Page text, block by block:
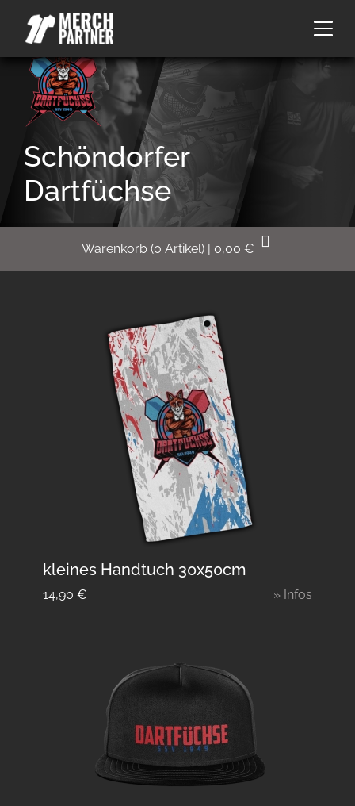
Schöndorfer
Dartfüchse
Warenkorb (0 Artikel) | 0,00 €
kleines Handtuch 30x50cm
14,90 € » Infos